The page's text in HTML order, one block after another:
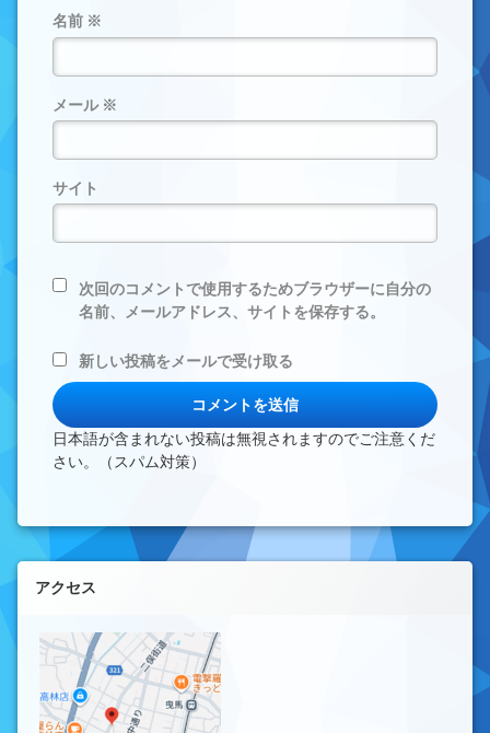
名前 ※
メール ※
サイト
次回のコメントで使用するためブラウザーに自分の
名前、メールアドレス、サイトを保存する。
新しい投稿をメールで受け取る
日本語が含まれない投稿は無視されますのでご注意くだ
さい。（スパム対策）
左サイドバー
アクセス